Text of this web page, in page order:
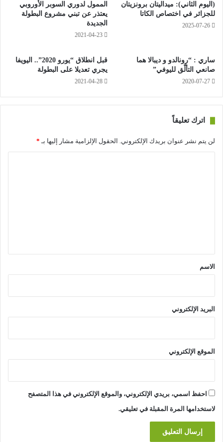
(اليوم الثاني): ميداليتان برونزيتان
للجزائر في اختصاص الكاتا
2025-07-26
الممول لدوري السوبر الأوروبي
يعتذر عن تبني مشروع البطولة
الجديدة
2021-04-23
ساري : “رونالدو و ديبالا هما
صانعي التألّق لليوفي”
2020-07-27
قبل انطلاق “يورو 2020”.. اليويفا
يجري تعديلا على البطولة
2021-04-28
اترك تعليقاً
لن يتم نشر عنوان بريدك الإلكتروني. الحقول الإلزامية مشار إليها بـ *
*الاسم
البريد الإلكتروني
الموقع الإلكتروني
احفظ اسمي، بريدي الإلكتروني، والموقع الإلكتروني في هذا المتصفح
لاستخدامها المرة المقبلة في تعليقي.